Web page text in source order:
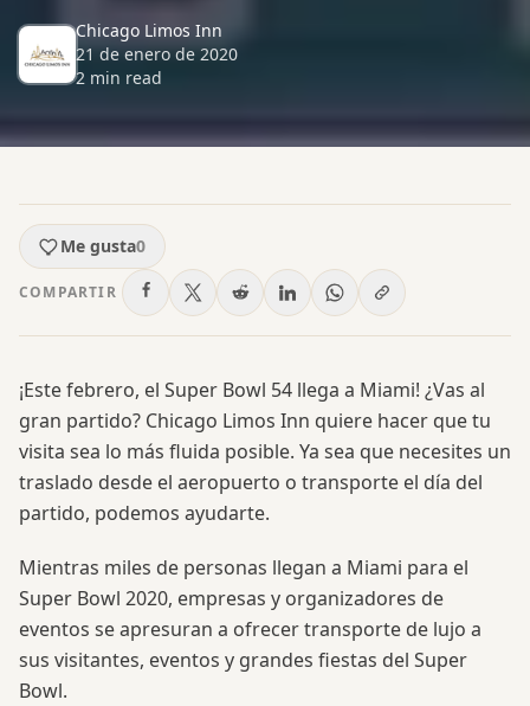
Chicago Limos Inn
21 de enero de 2020
2 min read
Me gusta0
COMPARTIR
¡Este febrero, el Super Bowl 54 llega a Miami! ¿Vas al
gran partido? Chicago Limos Inn quiere hacer que tu
visita sea lo más fluida posible. Ya sea que necesites un
traslado desde el aeropuerto o transporte el día del
partido, podemos ayudarte.
Mientras miles de personas llegan a Miami para el
Super Bowl 2020, empresas y organizadores de
eventos se apresuran a ofrecer transporte de lujo a
sus visitantes, eventos y grandes fiestas del Super
Bowl.